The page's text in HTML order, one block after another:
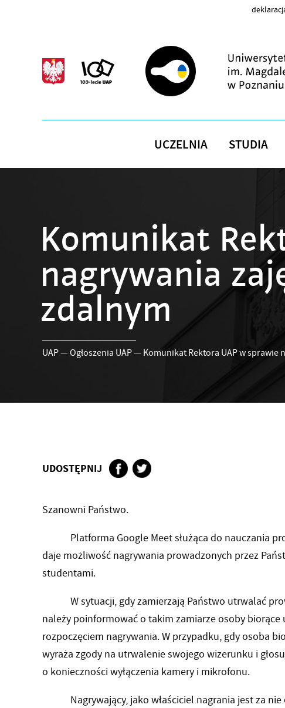
UCZELNIA STUDIA
Komunikat
nagrywania
zdalnym
UAP—Ogłoszenia UAP— Komunikat Rektora UAP w sprawie
UDOSTĘPNIJ
Szanowni Państwo.
Platforma Google Meet służąca do nauczania
daje możliwość nagrywania prowadzonych przez
studentami.
W sytuacji, gdy zamierzają Państwo utrwalać
należy poinformować o takim zamiarze osoby biorące
rozpoczęciem nagrywania. W przypadku, gdy osoba
wyraża zgody na utrwalenie swojego wizerunku i
o konieczności wyłączenia kamery i mikrofonu.
Nagrywający, jako właściciel nagrania jest za nie